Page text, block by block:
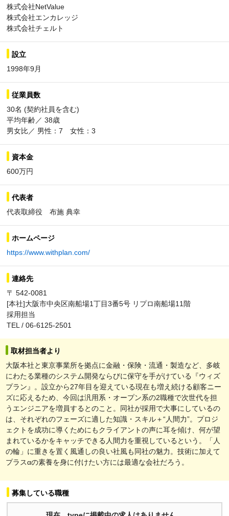
株式会社NetValue
株式会社エンカレッジ
株式会社チェルト
設立
1998年9月
従業員数
30名 (契約社員を含む)
平均年齢／ 38歳
男女比／ 男性：7 女性：3
資本金
600万円
代表者
代表取締役 布施 典幸
ホームページ
https://www.withplan.com/
連絡先
〒 542-0081
[本社]大阪市中央区南船場1丁目3番5号 リプロ南船場11階
採用担当
TEL / 06-6125-2501
取材担当者より
大阪本社と東京事業所を拠点に金融・保険・流通・製造など、多岐
にわたる業種のシステム開発ならびに保守を手がけている『ウィズ
プラン』。設立から27年目を迎えている現在も増え続ける顧客ニー
ズに応えるため、今回は汎用系・オープン系の2職種で次世代を担
うエンジニアを増員するとのこと。同社が採用で大事にしているの
は、それぞれのフェーズに適した知識・スキル＋“人間力”。プロジ
ェクトを成功に導くためにもクライアントの声に耳を傾け、何が望
まれているかをキャッチできる人間力を重視しているという。「人
の輪」に重きを置く風通しの良い社風も同社の魅力。技術に加えて
プラスαの素養を身に付けたい方には最適な会社だろう。
募集している職種